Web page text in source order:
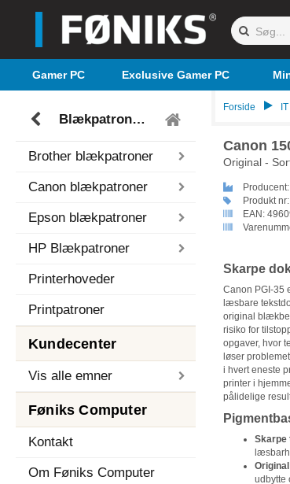
Gamer PC Exclusive Gamer PC
Blækpatroner (inkjet)
Brother blækpatroner
Canon blækpatroner
Epson blækpatroner
HP Blækpatroner
Printerhoveder
Printpatroner
Kundecenter
Vis alle emner
Føniks Computer
Kontakt
Om Føniks Computer
Forside
Canon
Original -
Producent:
Produkt nr:
EAN:
Skarpe
Canon PGI-35
læsbare
original
risiko for
opgaver, hvor
løser
i hvert eneste
printer i
pålidelige
Skarpe
udbytte